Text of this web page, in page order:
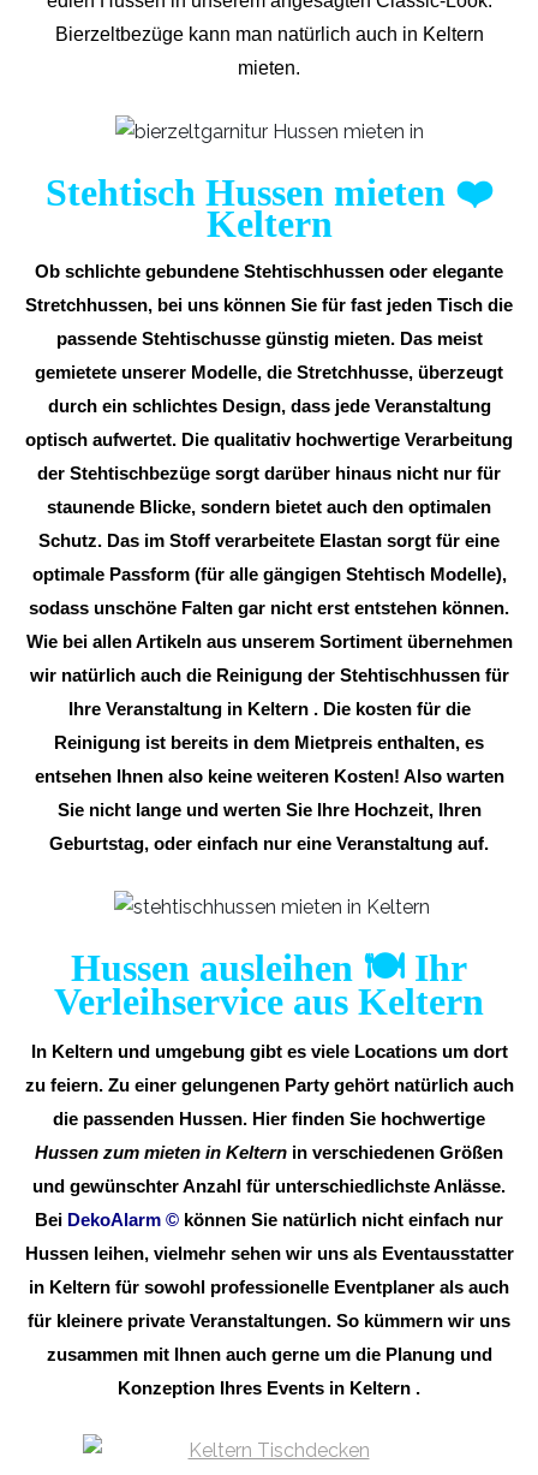
Bierzeltbezüge kann man natürlich auch in Keltern
mieten.
Stehtisch Hussen mieten ❤️
Keltern
Ob schlichte gebundene Stehtischhussen oder elegante
Stretchhussen, bei uns können Sie für fast jeden Tisch die
passende Stehtischusse günstig mieten. Das meist
gemietete unserer Modelle, die Stretchhusse, überzeugt
durch ein schlichtes Design, dass jede Veranstaltung
optisch aufwertet. Die qualitativ hochwertige Verarbeitung
der Stehtischbezüge sorgt darüber hinaus nicht nur für
staunende Blicke, sondern bietet auch den optimalen
Schutz. Das im Stoff verarbeitete Elastan sorgt für eine
optimale Passform (für alle gängigen Stehtisch Modelle),
sodass unschöne Falten gar nicht erst entstehen können.
Wie bei allen Artikeln aus unserem Sortiment übernehmen
wir natürlich auch die Reinigung der Stehtischhussen für
Ihre Veranstaltung in Keltern . Die kosten für die
Reinigung ist bereits in dem Mietpreis enthalten, es
entsehen Ihnen also keine weiteren Kosten! Also warten
Sie nicht lange und werten Sie Ihre Hochzeit, Ihren
Geburtstag, oder einfach nur eine Veranstaltung auf.
Hussen ausleihen 🍽️ Ihr
Verleihservice aus Keltern
In Keltern und umgebung gibt es viele Locations um dort
zu feiern. Zu einer gelungenen Party gehört natürlich auch
die passenden Hussen. Hier finden Sie hochwertige
Hussen zum mieten in Keltern in verschiedenen Größen
und gewünschter Anzahl für unterschiedlichste Anlässe.
Bei DekoAlarm © können Sie natürlich nicht einfach nur
Hussen leihen, vielmehr sehen wir uns als Eventausstatter
in Keltern für sowohl professionelle Eventplaner als auch
für kleinere private Veranstaltungen. So kümmern wir uns
zusammen mit Ihnen auch gerne um die Planung und
Konzeption Ihres Events in Keltern .